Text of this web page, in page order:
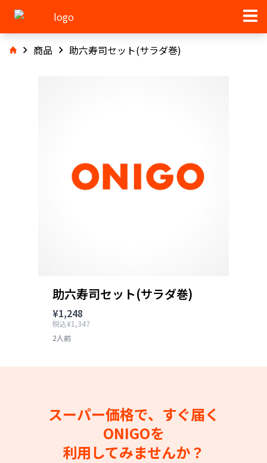
商品 助六寿司セット(サラダ巻)
助六寿司セット(サラダ巻)
¥1,248
税込¥1,347
2人前
スーパー価格で、すぐ届く
ONIGOを
利用してみませんか？